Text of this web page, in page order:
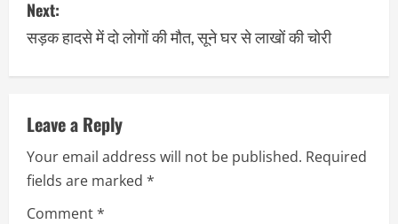
Next:
सड़क हादसे में दो लोगों की मौत, सूने घर से लाखों की चोरी
Leave a Reply
Your email address will not be published. Required
fields are marked *
Comment*